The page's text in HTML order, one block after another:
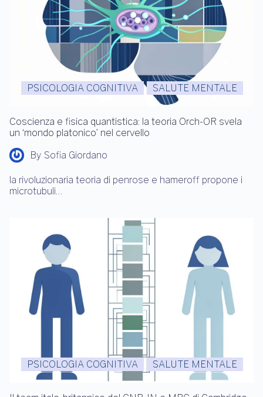
PSICOLOGIA COGNITIVA SALUTE MENTALE
Coscienza e fisica quantistica: la teoria Orch-OR svela
un ‘mondo platonico’ nel cervello
By Sofia Giordano
la rivoluzionaria teoria di penrose e hameroff propone i
microtubuli…
PSICOLOGIA COGNITIVA SALUTE MENTALE